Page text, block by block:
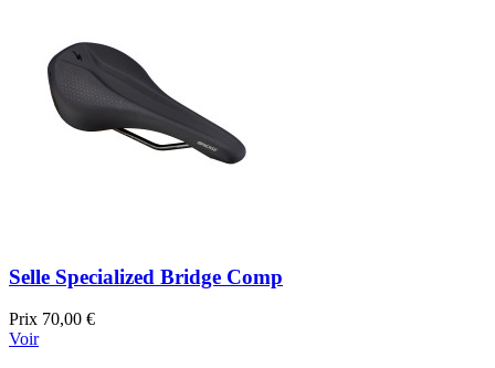
Selle Specialized Bridge Comp
Prix 70,00 €
Voir